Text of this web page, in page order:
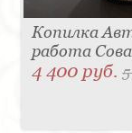
Копилка
работа Сова
4 400 руб.